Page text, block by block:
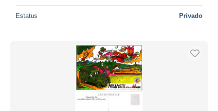
Estatus Privado